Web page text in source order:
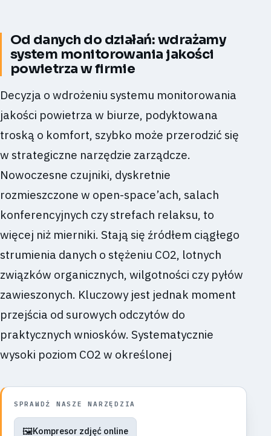
Od danych do działań: wdrażamy
system monitorowania jakości
powietrza w firmie
Decyzja o wdrożeniu systemu monitorowania
jakości powietrza w biurze, podyktowana
troską o komfort, szybko może przerodzić się
w strategiczne narzędzie zarządcze.
Nowoczesne czujniki, dyskretnie
rozmieszczone w open-space’ach, salach
konferencyjnych czy strefach relaksu, to
więcej niż mierniki. Stają się źródłem ciągłego
strumienia danych o stężeniu CO2, lotnych
związków organicznych, wilgotności czy pyłów
zawieszonych. Kluczowy jest jednak moment
przejścia od surowych odczytów do
praktycznych wniosków. Systematycznie
wysoki poziom CO2 w określonej
SPRAWDŹ NASZE NARZĘDZIA
🖼️Kompresor zdjęć online